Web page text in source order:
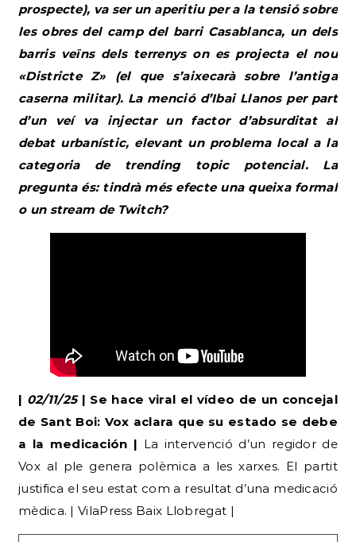
prospecte), va ser un aperitiu per a la tensió sobre
les obres del camp del barri Casablanca, un dels
barris veïns dels terrenys on es projecta el nou
«Districte Z» (el que s’aixecarà sobre l’antiga
caserna militar). La menció d’Ibai Llanos per part
d’un veí va injectar un factor d’absurditat al
debat urbanístic, elevant un problema local a la
categoria de trending topic potencial. La
pregunta és: tindrà més efecte una queixa formal
o un stream de Twitch?
| 02/11/25| Se hace viral el vídeo de un concejal
de Sant Boi: Vox aclara que su estado se debe
a la medicación | La intervenció d’un regidor de
Vox al ple genera polèmica a les xarxes. El partit
justifica el seu estat com a resultat d’una medicació
mèdica. | VilaPress Baix Llobregat |